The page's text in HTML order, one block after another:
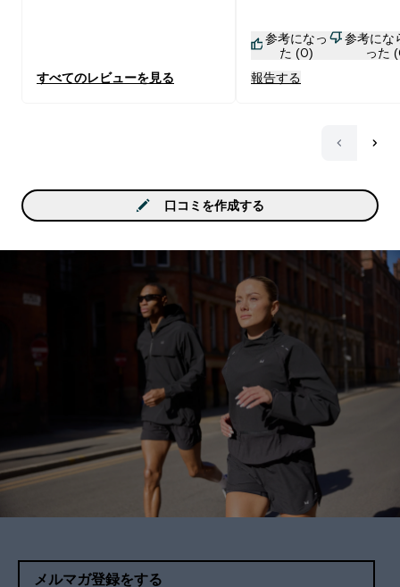
すべてのレビューを見る
参考になっ
た (0)
参考にな
った
報告する
口コミを作成する
メルマガ登録をする